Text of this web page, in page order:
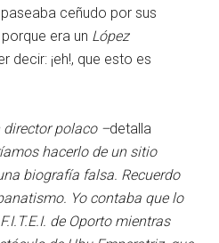
ceñudo por sus
era un López
decir: ¡eh!, que esto es
polaco –detalla
hacerlo de un sitio
biografía falsa. Recuerdo
Yo contaba que lo
de Oporto mientras